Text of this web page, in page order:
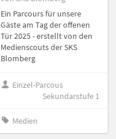
Ein Parcours für unsere
Gäste am Tag der offenen
Tür 2025 - erstellt von den
Medienscouts der SKS
Blomberg
Einzel-Parcous
Sekundarstufe 1
Medien